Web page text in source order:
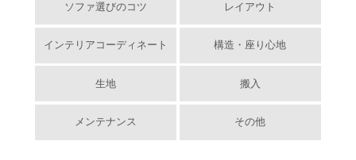
ソファ選びのコツ レイアウト
インテリアコーディネート 構造・座り心地
生地 搬入
メンテナンス その他